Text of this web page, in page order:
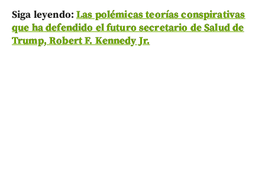
Siga leyendo:Las polémicas teorías conspirativas
que ha defendido el futuro secretario de Salud de
Trump, Robert F. Kennedy Jr.